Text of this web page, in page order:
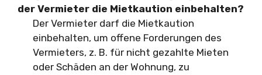
der Vermieter die Mietkaution einbehalten?
Der Vermieter darf die Mietkaution
einbehalten, um offene Forderungen des
Vermieters, z. B. für nicht gezahlte Mieten
oder Schäden an der Wohnung, zu